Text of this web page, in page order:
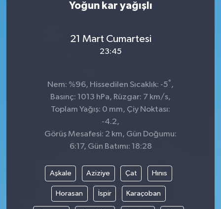
Yoğun kar yağışlı
21 Mart Cumartesi
23:45
Nem: %96, Hissedilen Sıcaklık: -5° ,
Basınç: 1013 hPa, Rüzgar: 7 km/s,
Toplam Yağış: 0 mm, Çiy Noktası:
-4.2,
Görüş Mesafesi: 2 km, Gün Doğumu:
6:17, Gün Batımı: 18:28
Aşkale Aziziye Çat Hınıs
Horasan İspir Karaçoban